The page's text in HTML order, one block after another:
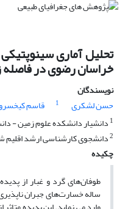
تحلیل آماری
خراسان رضوی در فاصله
نویسندگان
حسن لشکری
1 قاسم
1 دانشیار دانشکده علوم زمین -
2دانشجوی کارشناسی ارشد
چکیده
طوفان‌های گرد و غبار از
ساله خسارت‌های جبران